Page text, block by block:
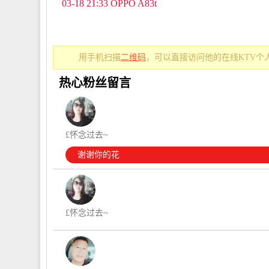
03-18 21:33 OPPO A83t
用手机扫描二维码 ，可以直接访问他的在线KTV个
热心粉丝留言
£怀念过去~
谢谢你的花
£怀念过去~